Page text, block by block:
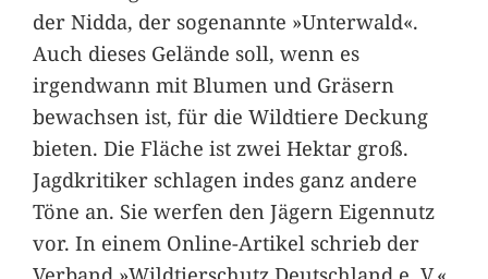
der Nidda, der sogenannte »Unterwald«.
Auch dieses Gelände soll, wenn es
irgendwann mit Blumen und Gräsern
bewachsen ist, für die Wildtiere Deckung
bieten. Die Fläche ist zwei Hektar groß.
Jagdkritiker schlagen indes ganz andere
Töne an. Sie werfen den Jägern Eigennutz
vor. In einem Online-Artikel schrieb der